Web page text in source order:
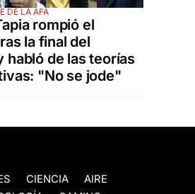
DE LA AFA
rompió el
la final del
habló de las teorías
"No se jode"
CIENCIA
AIRE